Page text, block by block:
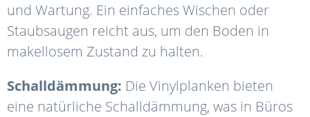
und Wartung. Ein einfaches Wischen oder
Staubsaugen reicht aus, um den Boden in
makellosem Zustand zu halten.
Schalldämmung: Die Vinylplanken bieten
eine natürliche Schalldämmung, was in Büros